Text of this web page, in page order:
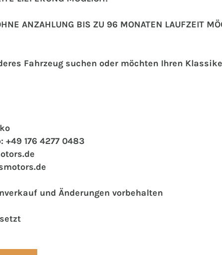
ANZAHLUNG BIS ZU 96 MONATEN LAUFZEIT
Fahrzeug suchen oder möchten Ihren
+49 176 4277 0483
und Änderungen vorbehalten